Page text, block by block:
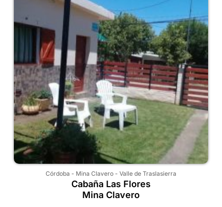
Córdoba - Mina Clavero - Valle de Traslasierra
Cabaña Las Flores
Mina Clavero